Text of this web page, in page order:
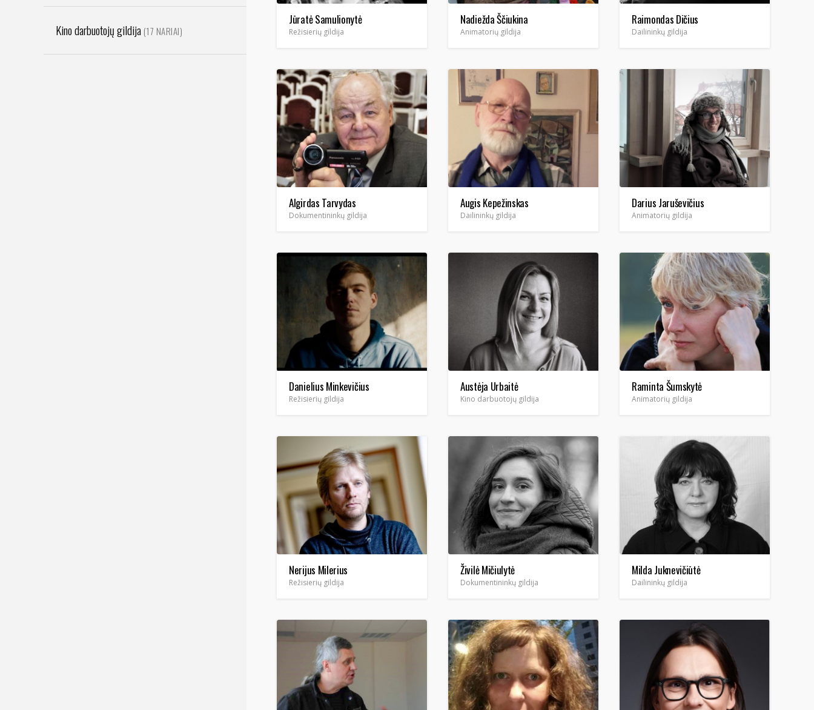
Kino darbuotojų gildija (17 NARIAI)
Jūratė Samulionytė
Režisierių gildija
Nadiežda Ščiukina
Animatorių gildija
Raimondas Dičius
Dailininkų gildija
Algirdas Tarvydas
Dokumentininkų gildija
Augis Kepežinskas
Dailininkų gildija
Darius Jaruševičius
Animatorių gildija
Danielius Minkevičius
Režisierių gildija
Austėja Urbaitė
Kino darbuotojų gildija
Raminta Šumskytė
Animatorių gildija
Nerijus Milerius
Režisierių gildija
Živilė Mičiulytė
Dokumentininkų gildija
Milda Juknevičiūtė
Dailininkų gildija